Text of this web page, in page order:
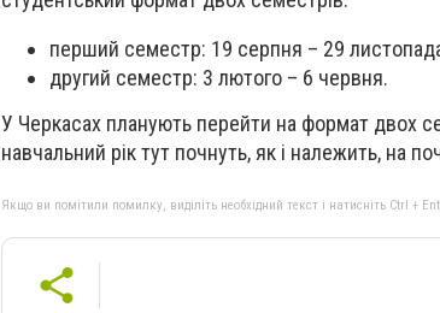
перший семестр: 19 серпня – 29
другий семестр: 3 лютого – 6 червня.
У Черкасах планують перейти на формат двох
навчальний рік тут почнуть, як і належить, на
Якщо ви помітили помилку, виділіть необхідний текст і натисніть Ctrl +